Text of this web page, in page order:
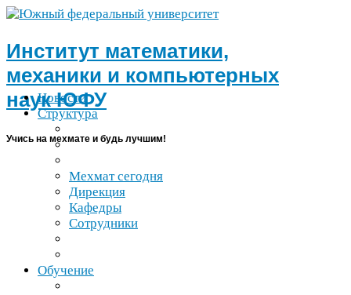
Институт математики,
механики и компьютерных
наукЮФУ
Учись на мехмате и будь лучшим!
Новости
Структура
Мехмат сегодня
Дирекция
Кафедры
Сотрудники
Обучение